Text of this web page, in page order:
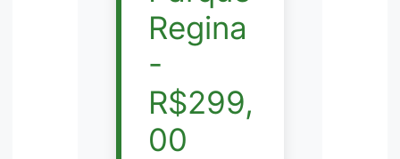
Regina
-
R$299,
00